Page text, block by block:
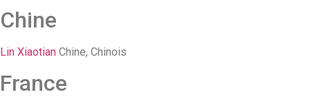
Chine
Lin Xiaotian Chine, Chinois
France